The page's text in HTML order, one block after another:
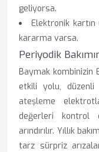
geliyorsa.
Elektronik
kararma varsa.
Periyodik
Baymak kombinizin
etkili yolu, düzenli
ateşleme
değerleri kontrol
arındırılır. Yıllık
tarz sürpriz